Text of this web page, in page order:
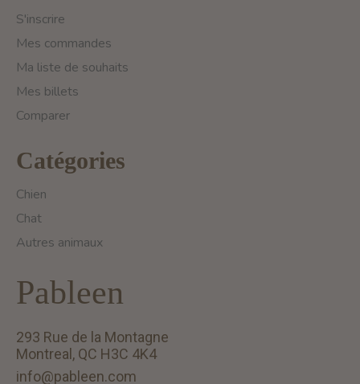
S'inscrire
Mes commandes
Ma liste de souhaits
Mes billets
Comparer
Catégories
Chien
Chat
Autres animaux
Pableen
293 Rue de la Montagne
Montreal, QC H3C 4K4
info@pableen.com